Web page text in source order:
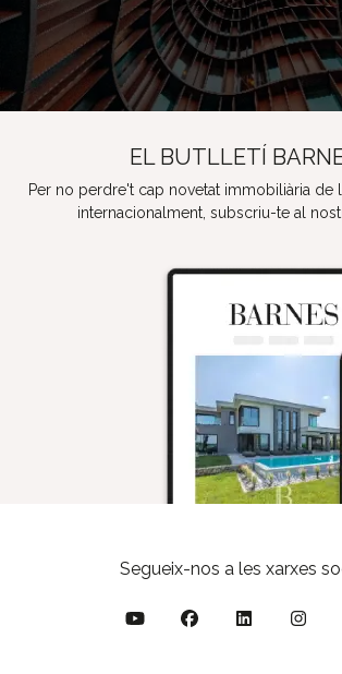
EL BUTLLETÍ
Per no perdre't cap novetat immobiliària de
internacionalment, subscriu-te al
Segueix-nos a les xarxes